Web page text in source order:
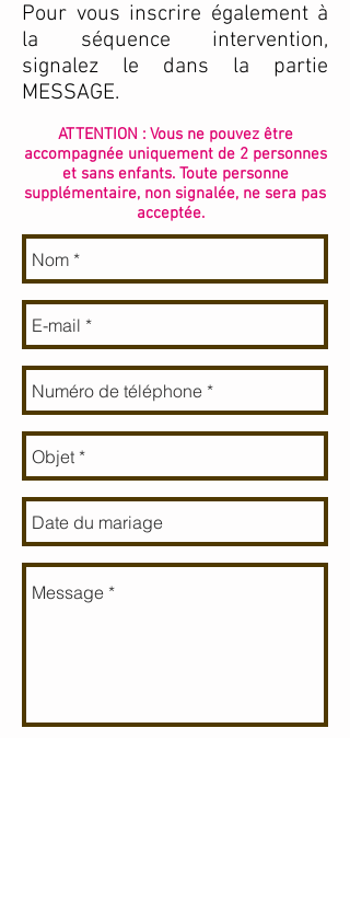
Pour vous inscrire également à
la séquence intervention,
signalez le dans la partie
MESSAGE.
ATTENTION : Vous ne pouvez être
accompagnée uniquement de 2 personnes
et sans enfants. Toute personne
supplémentaire, non signalée, ne sera pas
acceptée.